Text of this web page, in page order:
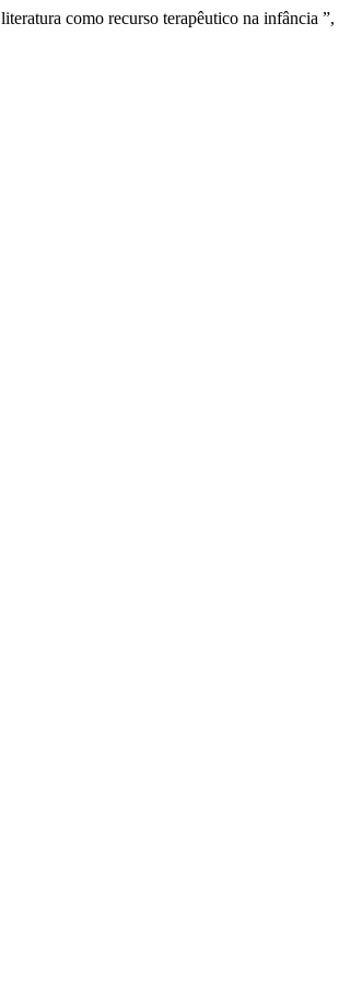
como recurso terapêutico na infância ”,